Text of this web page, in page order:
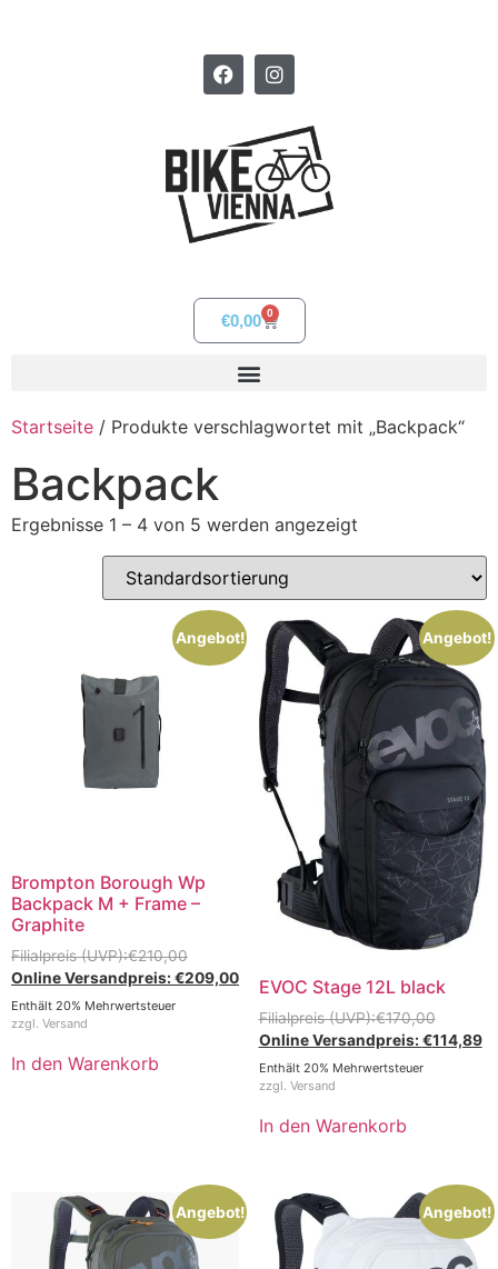
€0,00 0
Startseite / Produkte verschlagwortet mit „Backpack“
Backpack
Ergebnisse 1 – 4 von 5 werden angezeigt
Angebot!
Brompton Borough Wp
Backpack M + Frame –
Graphite
€210,00
€209,00
Enthält 20% Mehrwertsteuer
zzgl. Versand
In den Warenkorb
Angebot!
EVOC Stage 12L black
€170,00
€114,89
Enthält 20% Mehrwertsteuer
zzgl. Versand
In den Warenkorb
Angebot! Angebot!